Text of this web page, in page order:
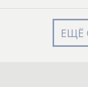
ЕЩЁ